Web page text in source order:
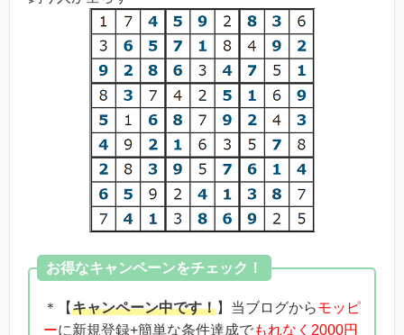
お得なキャンペーンをチェック！
＊【キャンペーン中です！】当ブログからモッピ
ーに新規登録+簡単な条件達成でもれなく2000円